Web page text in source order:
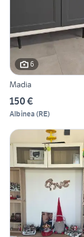
6
Madia
150 €
Albinea (RE)